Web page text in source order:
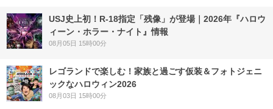
USJ史上初！R-18指定「残像」が登場｜2026年『ハロウ
ィーン・ホラー・ナイト』情報
08月05日 15時00分
レゴランドで楽しむ！家族と過ごす仮装＆フォトジェニ
ックなハロウィン2026
08月03日 15時00分